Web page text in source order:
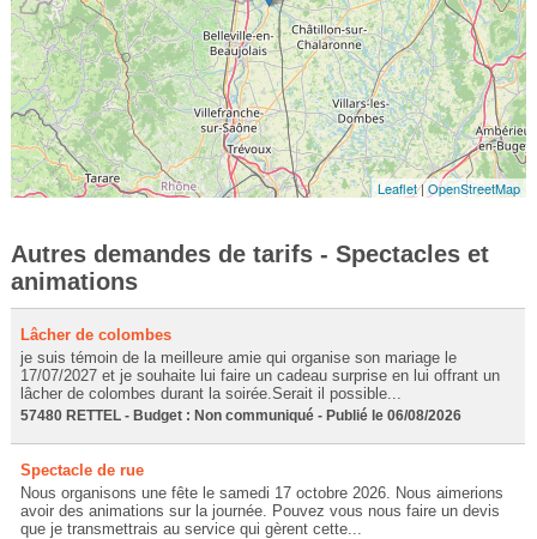
Leaflet|OpenStreetMap
Autres demandes de tarifs - Spectacles et
animations
Lâcher de colombes
je suis témoin de la meilleure amie qui organise son mariage le
17/07/2027 et je souhaite lui faire un cadeau surprise en lui offrant un
lâcher de colombes durant la soirée.Serait il possible...
57480 RETTEL - Budget : Non communiqué - Publié le 06/08/2026
Spectacle de rue
Nous organisons une fête le samedi 17 octobre 2026. Nous aimerions
avoir des animations sur la journée. Pouvez vous nous faire un devis
que je transmettrais au service qui gèrent cette...